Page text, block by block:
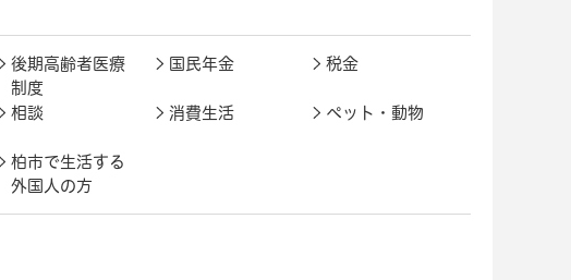
後期高齢者医療
制度
国民年金 税金
相談 消費生活 ペット・動物
柏市で生活する
外国人の方